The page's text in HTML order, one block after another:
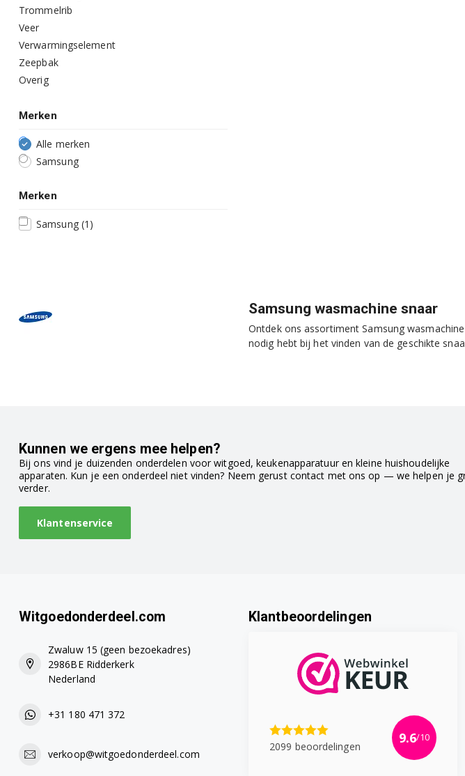
Trommelrib
Veer
Verwarmingselement
Zeepbak
Overig
Merken
Alle merken
Samsung
Merken
Samsung (1)
Samsung wasmachine snaar
Ontdek ons assortiment Samsung
nodig hebt bij het vinden van de geschikte
Kunnen we ergens mee helpen?
Bij ons vind je duizenden onderdelen voor witgoed, keukenapparatuur en kleine huishoudelijke
apparaten. Kun je een onderdeel niet vinden? Neem gerust contact met ons op — we helpen je
verder.
Klantenservice
Witgoedonderdeel.com
Zwaluw 15 (geen bezoekadres)
2986BE Ridderkerk
Nederland
+31 180 471 372
verkoop@witgoedonderdeel.com
Klantbeoordelingen
2099 beoordelingen
9.6/10